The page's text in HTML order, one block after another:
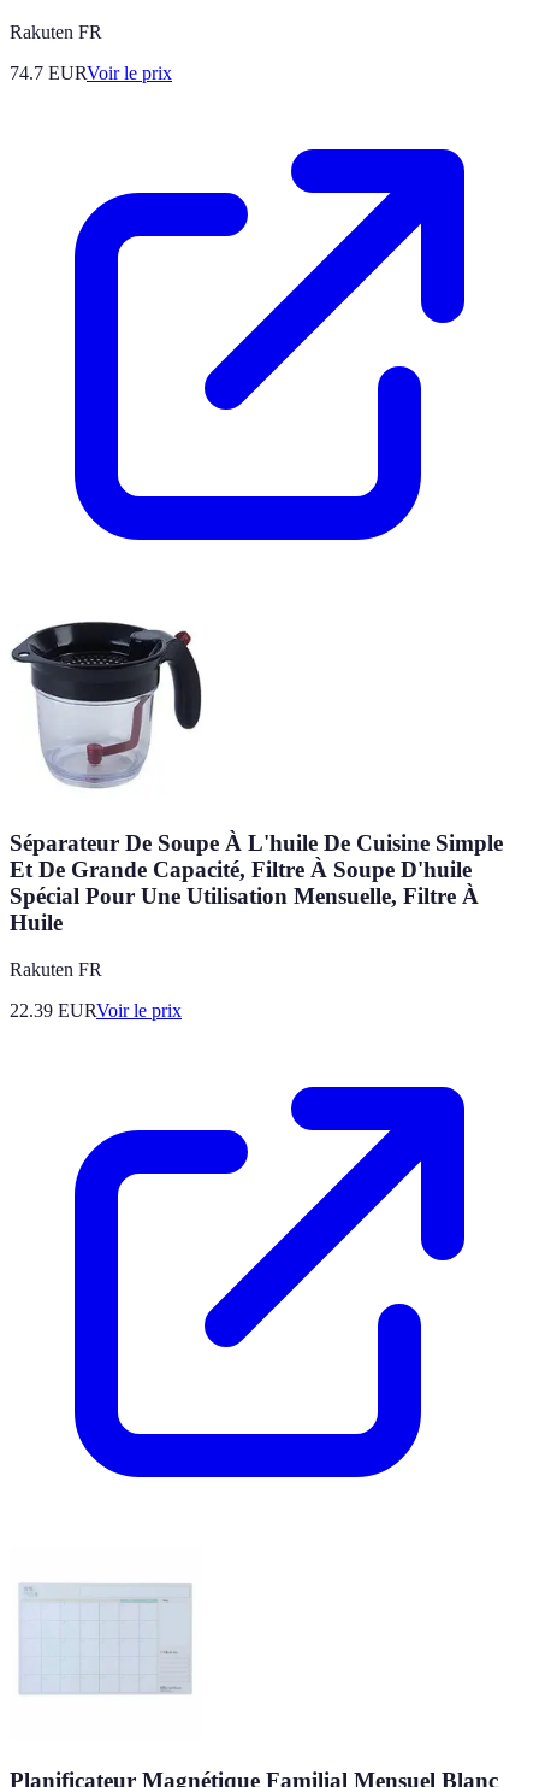
Rakuten FR
74.7 EURVoir le prix
Séparateur De Soupe À L'huile De Cuisine Simple
Et De Grande Capacité, Filtre À Soupe D'huile
Spécial Pour Une Utilisation Mensuelle, Filtre À
Huile
Rakuten FR
22.39 EURVoir le prix
Planificateur Magnétique Familial Mensuel Blanc